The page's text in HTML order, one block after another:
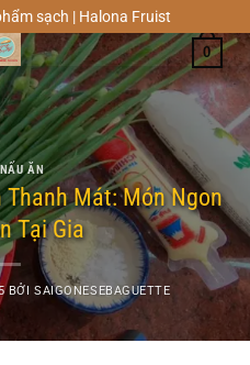
sạch | Halona Fruist
0
ĂN
Mát: Món Ngon
Tại Gia
BỞISAIGONESEBAGUETTE